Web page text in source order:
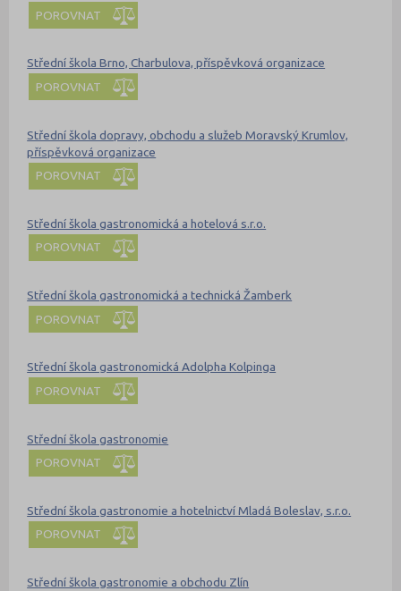
POROVNAT
Střední škola Brno, Charbulova, příspěvková organizace
POROVNAT
Střední škola dopravy, obchodu a služeb Moravský Krumlov,
příspěvková organizace
POROVNAT
Střední škola gastronomická a hotelová s.r.o.
POROVNAT
Střední škola gastronomická a technická Žamberk
POROVNAT
Střední škola gastronomická Adolpha Kolpinga
POROVNAT
Střední škola gastronomie
POROVNAT
Střední škola gastronomie a hotelnictví Mladá Boleslav, s.r.o.
POROVNAT
Střední škola gastronomie a obchodu Zlín